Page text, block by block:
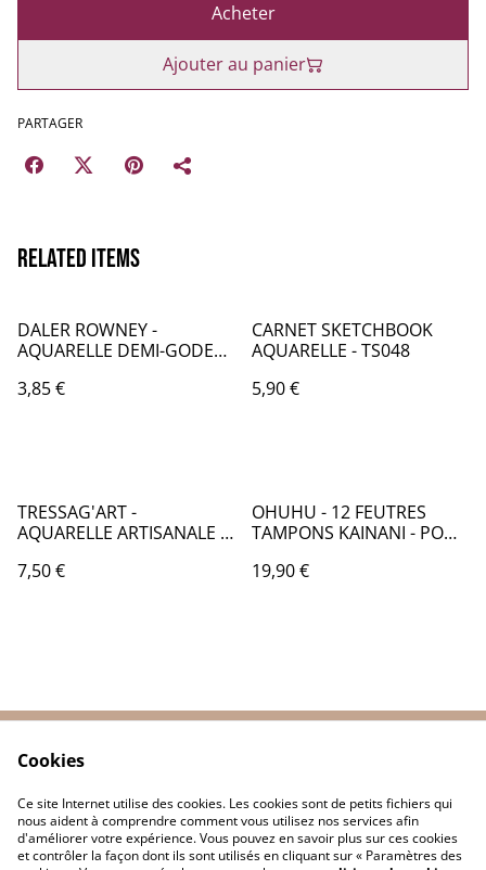
Acheter
Ajouter au panier
PARTAGER
Related items
DALER ROWNEY -
AQUARELLE DEMI-GODETS
CA002353
3,85 €
CARNET SKETCHBOOK
AQUARELLE - TS048
5,90 €
TRESSAG'ART -
AQUARELLE ARTISANALE -
TR000006
7,50 €
OHUHU - 12 FEUTRES
TAMPONS KAINANI - POUR
- OH021
19,90 €
Politique de
confidentialité
Politique de cookies
Cookies
Ce site Internet utilise des cookies. Les cookies sont de petits fichiers qui
nous aident à comprendre comment vous utilisez nos services afin
d'améliorer votre expérience. Vous pouvez en savoir plus sur ces cookies
et contrôler la façon dont ils sont utilisés en cliquant sur « Paramètres des